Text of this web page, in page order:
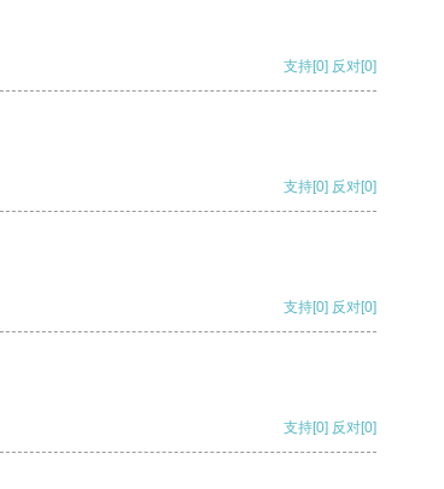
支持[0] 反对[0]
支持[0] 反对[0]
支持[0] 反对[0]
支持[0] 反对[0]